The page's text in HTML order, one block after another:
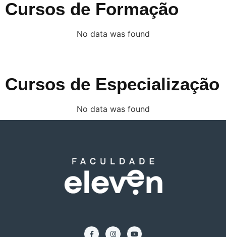
Cursos de Formação
No data was found
Cursos de Especialização
No data was found